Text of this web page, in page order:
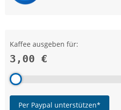
Kaffee ausgeben für:
3,00 €
Per Paypal unterstützen*